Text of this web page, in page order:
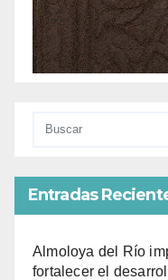
Entradas
Almoloya del Río
fortalecer el